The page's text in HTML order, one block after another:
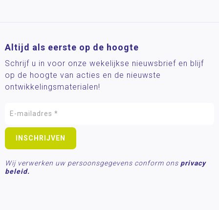
Altijd als eerste op de hoogte
Schrijf u in voor onze wekelijkse nieuwsbrief en blijf
op de hoogte van acties en de nieuwste
ontwikkelingsmaterialen!
Wij verwerken uw persoonsgegevens conform ons privacy
beleid.